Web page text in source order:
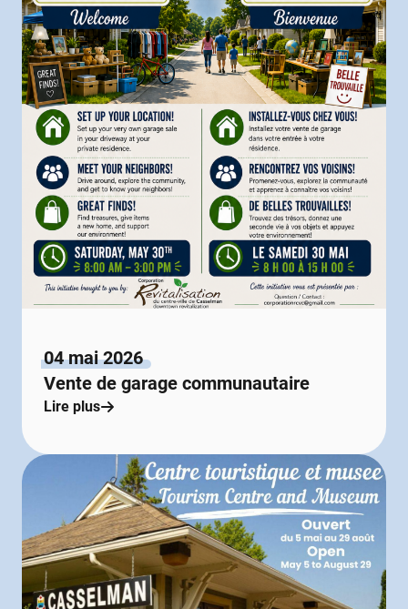
04 mai 2026
Vente de garage communautaire
Lire plus